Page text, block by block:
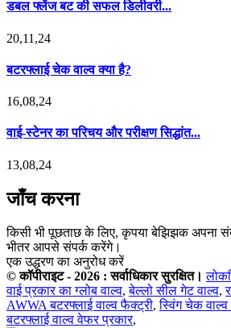
डबल फ्लेंज बट की सफल डिलीवरी...
20,11,24
बटरफ्लाई चेक वाल्व क्या है?
16,08,24
वाई-स्टेनर का परिचय और परीक्षण सिद्धांत...
13,08,24
जाँच करना
किसी भी पूछताछ के लिए, कृपया बेझिझक अपना
भीतर आपसे संपर्क करेंगे।
एक उद्धरण का अनुरोध करें
© कॉपीराइट - 2026 : सर्वाधिकार सुरक्षित।
वाई प्रकार का ग्लोब वाल्व,बेल्लो सील गेट वाल्व,
AWWA बटरफ्लाई वाल्व फैक्ट्री,स्विंग चेक
बटरफ्लाई वाल्व वेफर प्रकार,